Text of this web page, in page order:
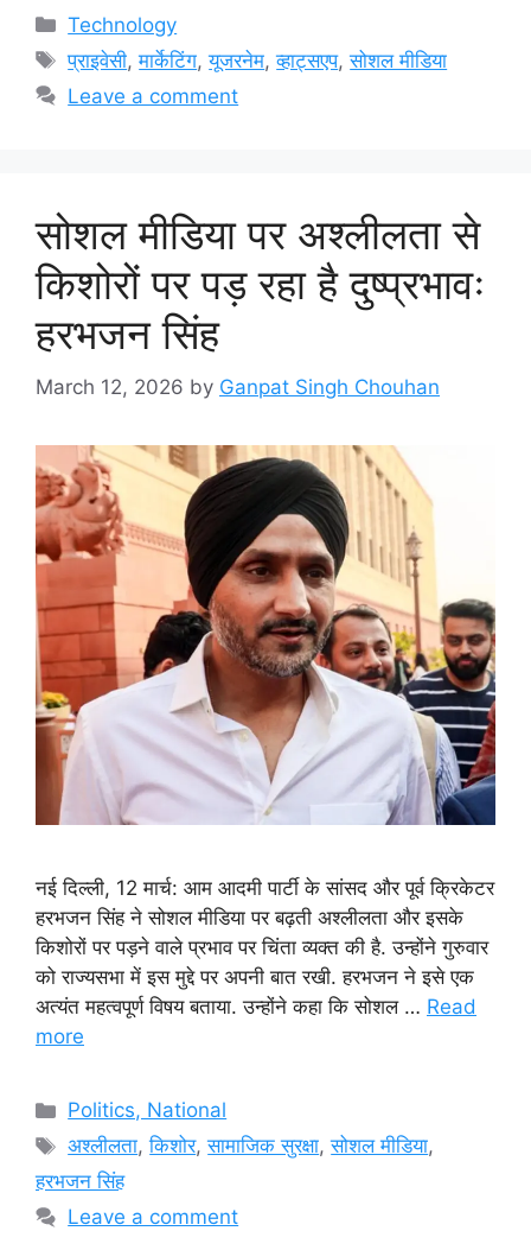
Categories
Technology
Tags
प्राइवेसी,मार्केटिंग,यूजरनेम,व्हाट्सएप,सोशल मीडिया
Leave a comment
सोशल मीडिया पर अश्लीलता से
किशोरों पर पड़ रहा है दुष्प्रभावः
हरभजन सिंह
March 12, 2026 by Ganpat Singh Chouhan
नई दिल्ली, 12 मार्च: आम आदमी पार्टी के सांसद और पूर्व क्रिकेटर
हरभजन सिंह ने सोशल मीडिया पर बढ़ती अश्लीलता और इसके
किशोरों पर पड़ने वाले प्रभाव पर चिंता व्यक्त की है. उन्होंने गुरुवार
को राज्यसभा में इस मुद्दे पर अपनी बात रखी. हरभजन ने इसे एक
अत्यंत महत्वपूर्ण विषय बताया. उन्होंने कहा कि सोशल … Read
more
Categories
Politics, National
Tags
अश्लीलता,किशोर,सामाजिक सुरक्षा,सोशल मीडिया,
हरभजन सिंह
Leave a comment